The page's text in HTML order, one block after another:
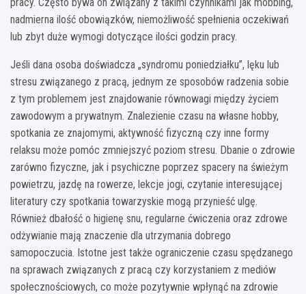
nadmierna ilość obowiązków, niemożliwość spełnienia oczekiwań
lub zbyt duże wymogi dotyczące ilości godzin pracy.
Jeśli dana osoba doświadcza „syndromu poniedziałku”, lęku lub
stresu związanego z pracą, jednym ze sposobów radzenia sobie
z tym problemem jest znajdowanie równowagi między życiem
zawodowym a prywatnym. Znalezienie czasu na własne hobby,
spotkania ze znajomymi, aktywność fizyczną czy inne formy
relaksu może pomóc zmniejszyć poziom stresu. Dbanie o zdrowie
zarówno fizyczne, jak i psychiczne poprzez spacery na świeżym
powietrzu, jazdę na rowerze, lekcje jogi, czytanie interesującej
literatury czy spotkania towarzyskie mogą przynieść ulgę.
Również dbałość o higienę snu, regularne ćwiczenia oraz zdrowe
odżywianie mają znaczenie dla utrzymania dobrego
samopoczucia. Istotne jest także ograniczenie czasu spędzanego
na sprawach związanych z pracą czy korzystaniem z mediów
społecznościowych, co może pozytywnie wpłynąć na zdrowie